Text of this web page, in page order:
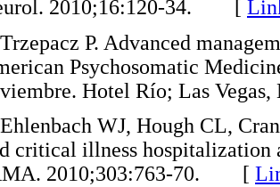
2010;16:120-34. [
P. Advanced
Psychosomatic
Hotel Río; Las
WJ, Hough CL,
critical illness
2010;303:763-70. [